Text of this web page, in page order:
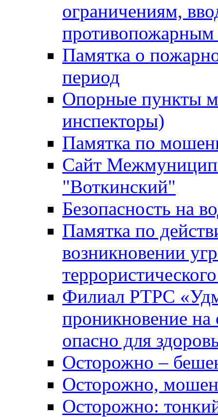
ограничениям,
Памятка о
период
Опорные пункты
инспекторы)
Памятка по
Сайт
"Воткинский"
Безопасность на
Памятка по
возникновении
Филиал РТРС
проникновение на
опасно для
Осторожно –
Осторожно,
Осторожно: